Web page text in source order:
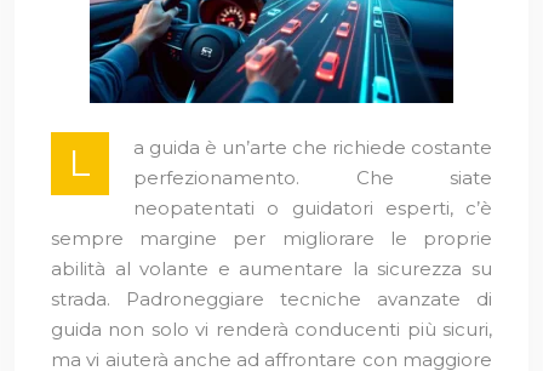
L
a guida è un’arte che richiede costante
perfezionamento. Che siate
neopatentati o guidatori esperti, c’è
sempre margine per migliorare le proprie
abilità al volante e aumentare la sicurezza su
strada. Padroneggiare tecniche avanzate di
guida non solo vi renderà conducenti più sicuri,
ma vi aiuterà anche ad affrontare con maggiore